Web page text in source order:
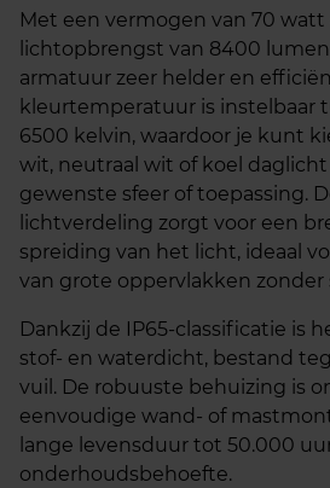
Met een vermogen van 70 watt
lichtopbrengst van 8400
armatuur zeer helder en
kleurtemperatuur is instelbaar
6500 kelvin, waardoor je kunt
wit, neutraal wit of koel
gewenste sfeer of toepassing.
lichtverdeling zorgt voor een
spreiding van het licht, ideaal
van grote oppervlakken zonder
Dankzij de IP65-classificatie is
stof- en waterdicht, bestand
vuil. De robuuste behuizing is
eenvoudige wand- of
lange levensduur tot 50.000
onderhoudsbehoefte.